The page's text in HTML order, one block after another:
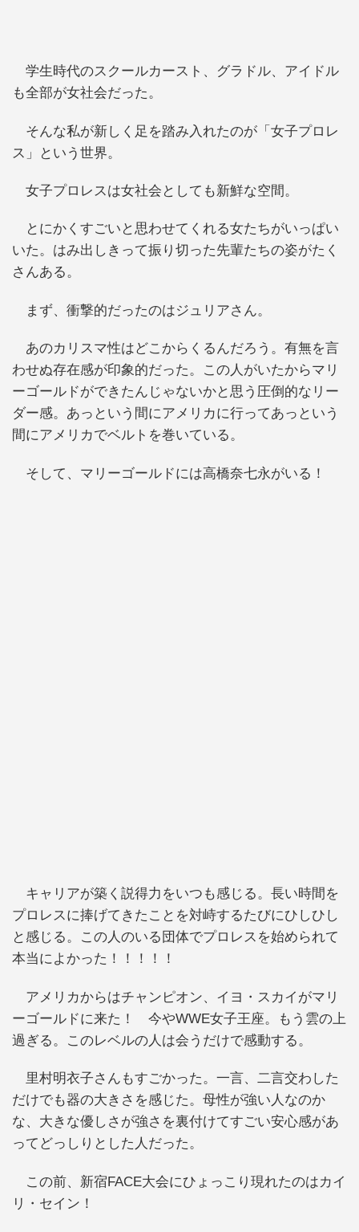
学生時代のスクールカースト、グラドル、アイドル
も全部が女社会だった。
そんな私が新しく足を踏み入れたのが「女子プロレ
ス」という世界。
女子プロレスは女社会としても新鮮な空間。
とにかくすごいと思わせてくれる女たちがいっぱい
いた。はみ出しきって振り切った先輩たちの姿がたく
さんある。
まず、衝撃的だったのはジュリアさん。
あのカリスマ性はどこからくるんだろう。有無を言
わせぬ存在感が印象的だった。この人がいたからマリ
ーゴールドができたんじゃないかと思う圧倒的なリー
ダー感。あっという間にアメリカに行ってあっという
間にアメリカでベルトを巻いている。
そして、マリーゴールドには高橋奈七永がいる！
キャリアが築く説得力をいつも感じる。長い時間を
プロレスに捧げてきたことを対峙するたびにひしひし
と感じる。この人のいる団体でプロレスを始められて
本当によかった！！！！！
アメリカからはチャンピオン、イヨ・スカイがマリ
ーゴールドに来た！ 今やWWE女子王座。もう雲の上
過ぎる。このレベルの人は会うだけで感動する。
里村明衣子さんもすごかった。一言、二言交わした
だけでも器の大きさを感じた。母性が強い人なのか
な、大きな優しさが強さを裏付けてすごい安心感があ
ってどっしりとした人だった。
この前、新宿FACE大会にひょっこり現れたのはカイ
リ・セイン！